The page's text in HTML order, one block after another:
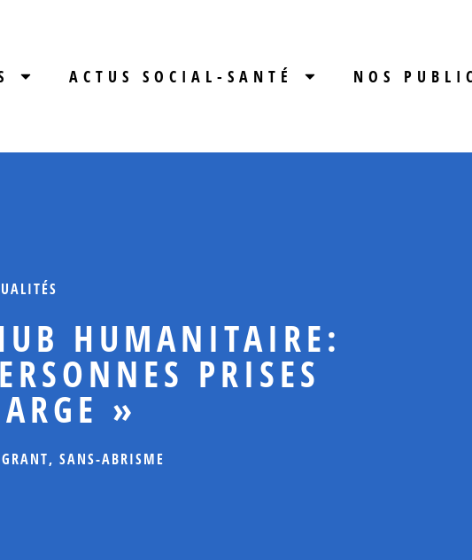
ACTUS SOCIAL-SANTÉ NOS
HUMANITAIRE:
PRISES
»
, SANS-ABRISME